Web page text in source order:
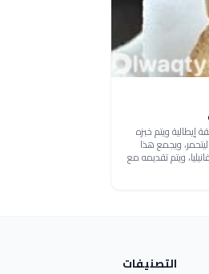
إيطالية ويتم خبزه
ويجمع هذا
ويتم تقديمه مع
التصنيفات